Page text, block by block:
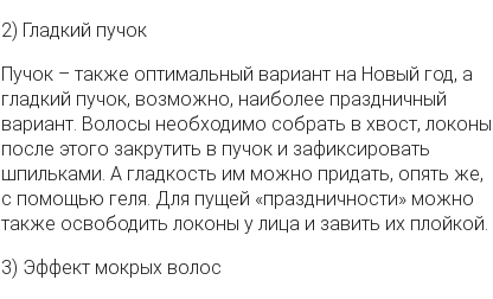
2) Гладкий пучок
Пучок – также оптимальный вариант на Новый год, а
гладкий пучок, возможно, наиболее праздничный
вариант. Волосы необходимо собрать в хвост, локоны
после этого закрутить в пучок и зафиксировать
шпильками. А гладкость им можно придать, опять же,
с помощью геля. Для пущей «праздничности» можно
также освободить локоны у лица и завить их плойкой.
3) Эффект мокрых волос